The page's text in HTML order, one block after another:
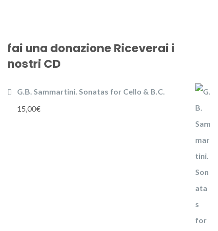
fai una donazione Riceverai i
nostri CD
G.B. Sammartini. Sonatas for Cello & B.C.
15,00€